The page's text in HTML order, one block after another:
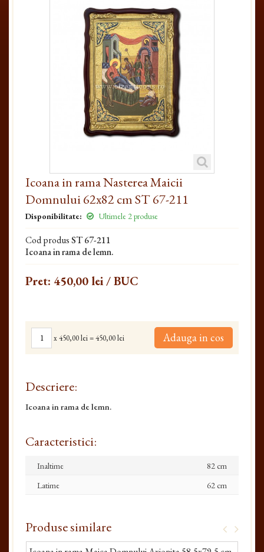
Icoana in rama Nasterea Maicii
Domnului 62x82 cm ST 67-211
Disponibilitate: Ultimele 2 produse
Cod produsST 67-211
Icoana in rama de lemn.
Pret: 450,00 lei/ BUC
x450,00 lei=450,00 lei Adauga in cos
Descriere:
Icoana in rama de lemn.
Caracteristici:
Inaltime
82 cm
Latime
62 cm
Produse similare